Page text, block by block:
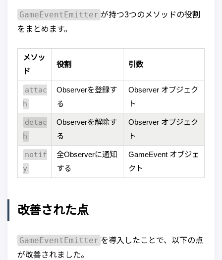
GameEventEmitter が持つ3つのメソッドの役割
をまとめます。
メソッ
ド
役割 引数
attac
h
Observerを登録す
る
Observer オブジェク
ト
detac
h
Observerを解除す
る
Observer オブジェク
ト
notif
y
全Observerに通知
する
GameEvent オブジェ
クト
改善された点
GameEventEmitter を導入したことで、以下の点
が改善されました。